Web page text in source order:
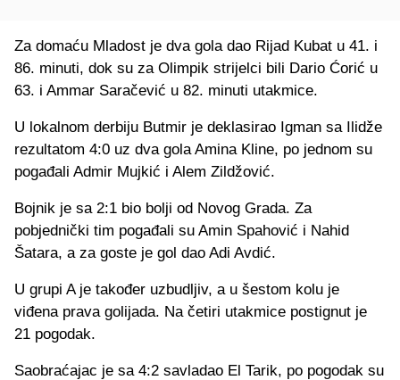
Za domaću Mladost je dva gola dao Rijad Kubat u 41. i
86. minuti, dok su za Olimpik strijelci bili Dario Ćorić u
63. i Ammar Saračević u 82. minuti utakmice.
U lokalnom derbiju Butmir je deklasirao Igman sa Ilidže
rezultatom 4:0 uz dva gola Amina Kline, po jednom su
pogađali Admir Mujkić i Alem Zildžović.
Bojnik je sa 2:1 bio bolji od Novog Grada. Za
pobjednički tim pogađali su Amin Spahović i Nahid
Šatara, a za goste je gol dao Adi Avdić.
U grupi A je također uzbudljiv, a u šestom kolu je
viđena prava golijada. Na četiri utakmice postignut je
21 pogodak.
Saobraćajac je sa 4:2 savladao El Tarik, po pogodak su